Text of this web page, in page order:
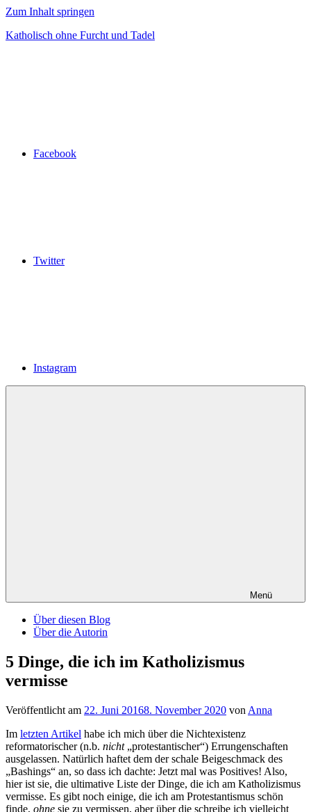
Zum Inhalt springen
Katholisch ohne Furcht und Tadel
Facebook
Twitter
Instagram
Menü
Über diesen Blog
Über die Autorin
5 Dinge, die ich im Katholizismus
vermisse
Veröffentlicht am 22. Juni 20168. November 2020 von Anna
Im letzten Artikel habe ich mich über die Nichtexistenz
reformatorischer (n.b. nicht„protestantischer“) Errungenschaften
ausgelassen. Natürlich haftet dem der schale Beigeschmack des
„Bashings“ an, so dass ich dachte: Jetzt mal was Positives! Also,
hier ist sie, die ultimative Liste der Dinge, die ich am Katholizismus
vermisse. Es gibt noch einige, die ich am Protestantismus schön
finde, ohne sie zu vermissen, aber über die schreibe ich vielleicht